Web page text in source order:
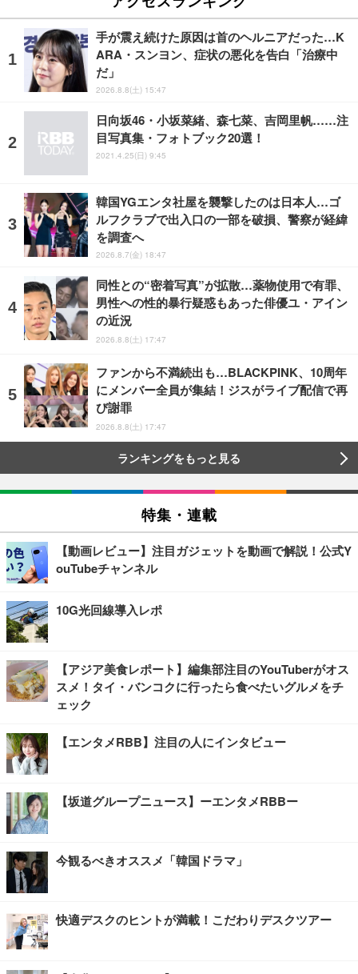
手が震え続けた原因は首のヘルニアだった…K
ARA・スンヨン、症状の悪化を告白「治療中
だ」
2026.8.8(土) 15:47
日向坂46・小坂菜緒、森七菜、吉岡里帆……注
目写真集・フォトブック20選！
2021.4.25(日) 9:45
韓国YGエンタ社屋を襲撃したのは日本人…ゴ
ルフクラブで出入口の一部を破損、警察が経緯
を調査へ
2026.8.7(金) 18:47
同性との“密着写真”が拡散…薬物使用で有罪、
男性への性的暴行疑惑もあった俳優ユ・アイン
の近況
2026.8.8(土) 17:47
ファンから不満続出も…BLACKPINK、10周年
にメンバー全員が集結！ジスがライブ配信で再
び謝罪
2026.8.8(土) 17:47
ランキングをもっと見る
特集・連載
【動画レビュー】注目ガジェットを動画で解説！公式Y
ouTubeチャンネル
10G光回線導入レポ
【アジア美食レポート】編集部注目のYouTuberがオス
スメ！タイ・バンコクに行ったら食べたいグルメをチ
ェック
【エンタメRBB】注目の人にインタビュー
【坂道グループニュース】ーエンタメRBBー
今観るべきオススメ「韓国ドラマ」
快適デスクのヒントが満載！こだわりデスクツアー